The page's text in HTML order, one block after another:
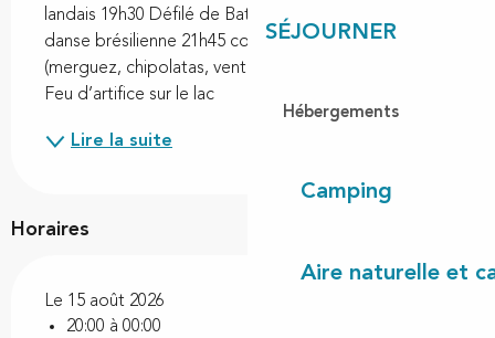
SÉJOURNER
Hébergements
Camping
Aire naturelle et
landais 19h30 Défilé de Batucada. 21h Initiation
danse brésilienne 21h45 concert brésilien Grillades
(merguez, chipolatas, ventrèche...), frites, pastis. 23h
Feu d’artifice sur le lac
Lire la suite
Horaires
Le 15 août 2026
20:00 à 00:00